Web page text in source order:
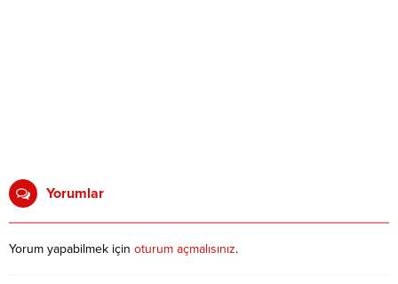
Yorumlar
Yorum yapabilmek için oturum açmalısınız.